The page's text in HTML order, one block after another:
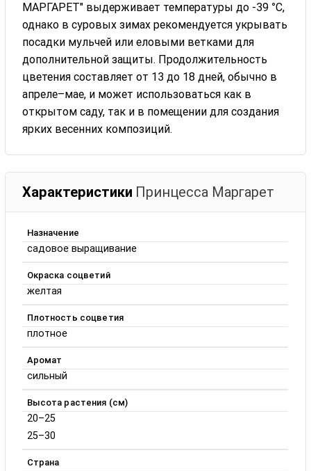
МАРГАРЕТ" выдерживает температуры до -39 °C,
однако в суровых зимах рекомендуется укрывать
посадки мульчей или еловыми ветками для
дополнительной защиты. Продолжительность
цветения составляет от 13 до 18 дней, обычно в
апреле–мае, и может использоваться как в
открытом саду, так и в помещении для создания
ярких весенних композиций.
Характеристики Принцесса Маргарет
Назначение
садовое выращивание
Окраска соцветий
желтая
Плотность соцветия
плотное
Аромат
сильный
Высота растения (см)
20–25
25–30
Страна